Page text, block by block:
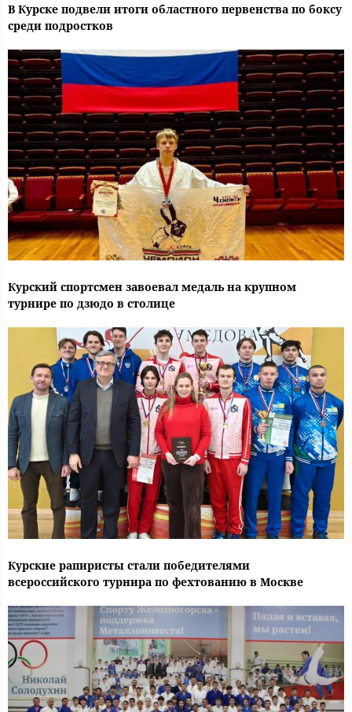
В Курске подвели итоги областного первенства по боксу
среди подростков
Курский спортсмен завоевал медаль на крупном
турнире по дзюдо в столице
Курские рапиристы стали победителями
всероссийского турнира по фехтованию в Москве